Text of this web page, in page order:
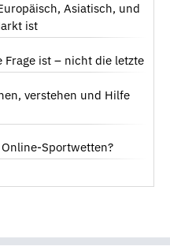
Asiatisch, und
ist
Frage ist – nicht die letzte
verstehen und Hilfe
Sportwetten?